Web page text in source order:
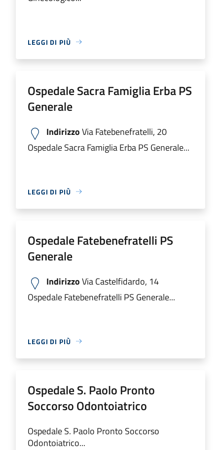
LEGGI DI PIÙ
Ospedale Sacra Famiglia Erba PS
Generale
IndirizzoVia Fatebenefratelli, 20
Ospedale Sacra Famiglia Erba PS Generale...
LEGGI DI PIÙ
Ospedale Fatebenefratelli PS
Generale
IndirizzoVia Castelfidardo, 14
Ospedale Fatebenefratelli PS Generale...
LEGGI DI PIÙ
Ospedale S. Paolo Pronto
Soccorso Odontoiatrico
Ospedale S. Paolo Pronto Soccorso
Odontoiatrico...